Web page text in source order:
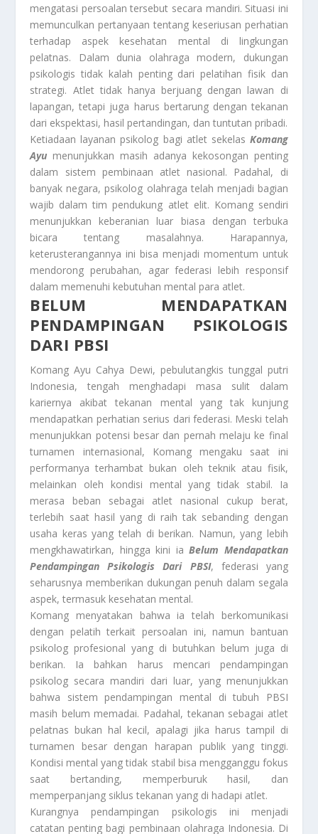
mengatasi persoalan tersebut secara mandiri. Situasi ini
memunculkan pertanyaan tentang keseriusan perhatian
terhadap aspek kesehatan mental di lingkungan
pelatnas. Dalam dunia olahraga modern, dukungan
psikologis tidak kalah penting dari pelatihan fisik dan
strategi. Atlet tidak hanya berjuang dengan lawan di
lapangan, tetapi juga harus bertarung dengan tekanan
dari ekspektasi, hasil pertandingan, dan tuntutan pribadi.
Ketiadaan layanan psikolog bagi atlet sekelas Komang
Ayu menunjukkan masih adanya kekosongan penting
dalam sistem pembinaan atlet nasional. Padahal, di
banyak negara, psikolog olahraga telah menjadi bagian
wajib dalam tim pendukung atlet elit. Komang sendiri
menunjukkan keberanian luar biasa dengan terbuka
bicara tentang masalahnya. Harapannya,
keterusterangannya ini bisa menjadi momentum untuk
mendorong perubahan, agar federasi lebih responsif
dalam memenuhi kebutuhan mental para atlet.
BELUM MENDAPATKAN
PENDAMPINGAN PSIKOLOGIS
DARI PBSI
Komang Ayu Cahya Dewi, pebulutangkis tunggal putri
Indonesia, tengah menghadapi masa sulit dalam
kariernya akibat tekanan mental yang tak kunjung
mendapatkan perhatian serius dari federasi. Meski telah
menunjukkan potensi besar dan pernah melaju ke final
turnamen internasional, Komang mengaku saat ini
performanya terhambat bukan oleh teknik atau fisik,
melainkan oleh kondisi mental yang tidak stabil. Ia
merasa beban sebagai atlet nasional cukup berat,
terlebih saat hasil yang di raih tak sebanding dengan
usaha keras yang telah di berikan. Namun, yang lebih
mengkhawatirkan, hingga kini iaBelum Mendapatkan
Pendampingan Psikologis Dari PBSI, federasi yang
seharusnya memberikan dukungan penuh dalam segala
aspek, termasuk kesehatan mental.
Komang menyatakan bahwa ia telah berkomunikasi
dengan pelatih terkait persoalan ini, namun bantuan
psikolog profesional yang di butuhkan belum juga di
berikan. Ia bahkan harus mencari pendampingan
psikolog secara mandiri dari luar, yang menunjukkan
bahwa sistem pendampingan mental di tubuh PBSI
masih belum memadai. Padahal, tekanan sebagai atlet
pelatnas bukan hal kecil, apalagi jika harus tampil di
turnamen besar dengan harapan publik yang tinggi.
Kondisi mental yang tidak stabil bisa mengganggu fokus
saat bertanding, memperburuk hasil, dan
memperpanjang siklus tekanan yang di hadapi atlet.
Kurangnya pendampingan psikologis ini menjadi
catatan penting bagi pembinaan olahraga Indonesia. Di